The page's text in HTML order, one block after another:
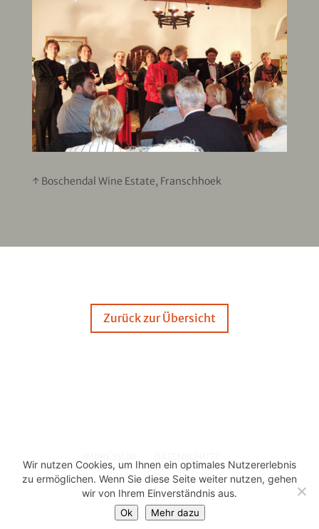
↑ Boschendal Wine Estate, Franschhoek
Zurück zur Übersicht
© Cape Classic 2025
Wir nutzen Cookies, um Ihnen ein optimales Nutzererlebnis
zu ermöglichen. Wenn Sie diese Seite weiter nutzen, gehen
wir von Ihrem Einverständnis aus.
Ok Mehr dazu